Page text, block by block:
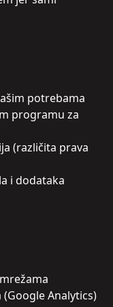
potrebama
programu za
(različita prava
i dodataka
Analytics)